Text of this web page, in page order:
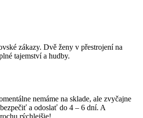
zákazy. Dvě ženy v přestrojení na
tajemství a hudby.
nemáme na sklade, ale zvyčajne
a odoslať do 4 – 6 dní. A